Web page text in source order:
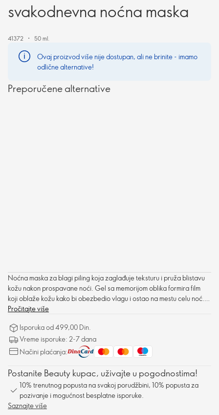
svakodnevna noćna maska
41372 50 ml.
Ovaj proizvod više nije dostupan, ali ne brinite - imamo
odlične alternative!
Preporučene alternative
Noćna maska za blagi piling koja zaglađuje teksturu i pruža blistavu
kožu nakon prospavane noći. Gel sa memorijom oblika formira film
koji oblaže kožu kako bi obezbedio vlagu i ostao na mestu celu noć.
Veganska nega kože.
Pročitajte više
Isporuka od 499,00 Din.
Vreme isporuke: 2-7 dana
Načini plaćanja:
Postanite Beauty kupac, uživajte u pogodnostima!
10% trenutnog popusta na svakoj porudžbini, 10% popusta za
pozivanje i mogućnost besplatne isporuke.
Saznajte više